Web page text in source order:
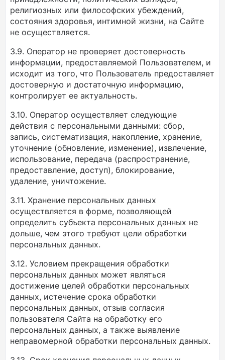
религиозных или философских убеждений,
состояния здоровья, интимной жизни, на Сайте
не осуществляется.
3.9. Оператор не проверяет достоверность
информации, предоставляемой Пользователем, и
исходит из того, что Пользователь предоставляет
достоверную и достаточную информацию,
контролирует ее актуальность.
3.10. Оператор осуществляет следующие
действия с персональными данными: сбор,
запись, систематизация, накопление, хранение,
уточнение (обновление, изменение), извлечение,
использование, передача (распространение,
предоставление, доступ), блокирование,
удаление, уничтожение.
3.11. Хранение персональных данных
осуществляется в форме, позволяющей
определить субъекта персональных данных не
дольше, чем этого требуют цели обработки
персональных данных.
3.12. Условием прекращения обработки
персональных данных может являться
достижение целей обработки персональных
данных, истечение срока обработки
персональных данных, отзыв согласия
пользователя Сайта на обработку его
персональных данных, а также выявление
неправомерной обработки персональных данных.